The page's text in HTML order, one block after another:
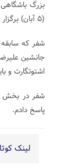
(۵ آبان) برگزار خواهد شد.
شفر که سابقه
جانشین
اشتوتگارت و بایرلورکوزن در فصل
شفر در بخش
پاسخ دادم.
لینک